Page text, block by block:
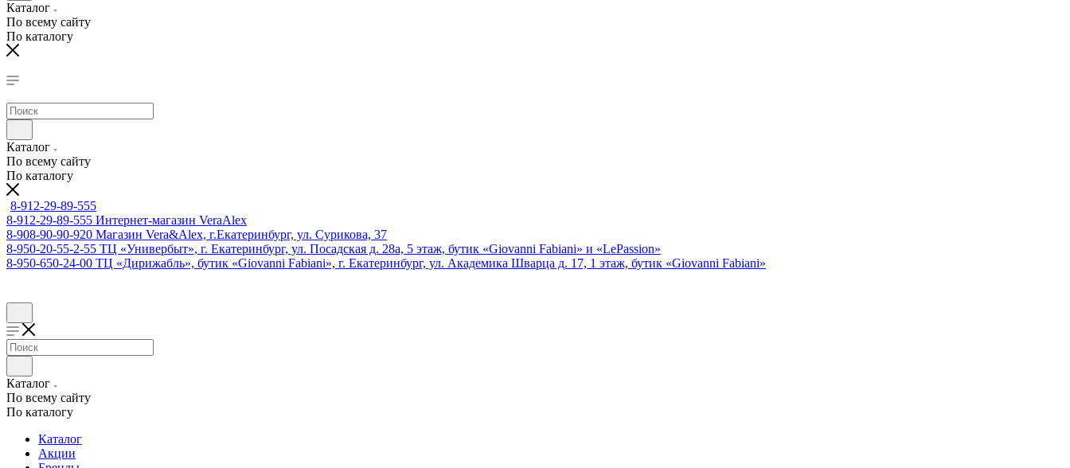
Каталог
По всему сайту
По каталогу
Каталог
По всему сайту
По каталогу
8-912-29-89-555
8-912-29-89-555 Интернет-магазин VeraAlex
8-908-90-90-920 Магазин Vera&Alex, г.Екатеринбург, ул. Сурикова, 37
8-950-20-55-2-55 ТЦ «Универбыт», г. Екатеринбург, ул. Посадская д. 28а, 5 этаж, бутик «Giovanni Fabiani» и «LePassion»
8-950-650-24-00 ТЦ «Дирижабль», бутик «Giovanni Fabiani», г. Екатеринбург, ул. Академика Шварца д. 17, 1 этаж, бутик «Giovanni Fabiani»
Каталог
По всему сайту
По каталогу
Каталог
Акции